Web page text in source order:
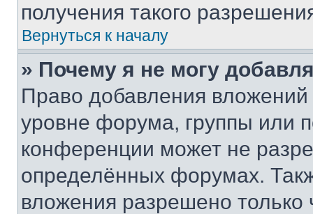
получения такого
Вернуться к началу
» Почему я не могу
Право добавления
уровне форума, группы или
конференции может не
определённых форумах.
вложения разрешено